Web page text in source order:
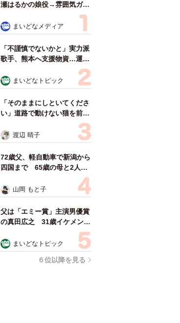
瀬はるかの娘役→雰囲気ガラ
リの18歳に成長 「メイクで
雰囲気が」「宝塚に入れそ
う」
まいどなメディア
「不謹慎でないかと」実力派
歌手、熊本へ支援物資…運搬
トラックの車体デザインにた
めらい 「痛いほど伝わる」
「行動され立派」
まいどなトピック
「そのままにしといてくださ
い」道路で動けない猫を前に
返された一言… 懸命に生き
ようとした4日間 「命の重
さはみんな同じ」保護団体代
表の訴え
渡辺 晴子
72歳父、軽自動車で新潟から
四国まで 65歳の母と2人で
3泊4日の旅 パーキングの休
憩まで分刻み… 「大学生で
も組まねえよ！」
山岡 もと子
父は「エミー賞」主演男優賞
の真田広之 31歳イケメン俳
優が長髪ヒゲのワイルド近影
「ガチヒロさんそっくり」
「新たな一面もステキ」
まいどなトピック
６位以降を見る